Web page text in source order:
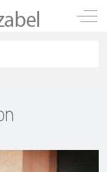
Off-